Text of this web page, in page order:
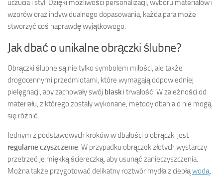
uczucia i styl. Dzięki możliwości personalizacji, wyboru materiałów i
wzorów oraz indywidualnego dopasowania, każda para może
stworzyć coś naprawdę wyjątkowego.
Jak dbać o unikalne obrączki ślubne?
Obrączki ślubne są nie tylko symbolem miłości, ale także
drogocennymi przedmiotami, które wymagają odpowiedniej
pielęgnacji, aby zachowały swój blask i trwałość. W zależności od
materiału, z którego zostały wykonane, metody dbania o nie mogą
się różnić.
Jednym z podstawowych kroków w dbałości o obrączki jest
regularne czyszczenie. W przypadku obrączek złotych wystarczy
przetrzeć je miękką ściereczką, aby usunąć zanieczyszczenia.
Można także przygotować delikatny roztwór mydła z ciepłąwodą,